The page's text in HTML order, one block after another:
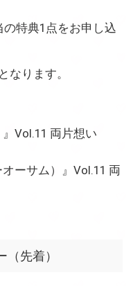
特典1点をお申し込
なります。
Vol.11 両片想い
ーサム）』Vol.11 両
先着）